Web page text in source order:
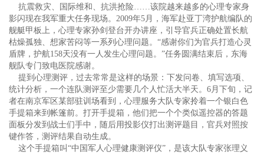
抗震救灾、国际维和、抗洪抢险……该院越来越多的心理专家身
影闪现在我军重大任务现场。2009年5月，海军赴亚丁湾护航编队的
舰艇甲板上，心理专家孙剑登台开办讲座，引导官兵正确处置长航
枯燥孤独、想家苦闷等一系列心理问题。“感谢你们为官兵打造心灵
盾牌，护航158天没有一人发生心理问题。”任务圆满结束后，东海
舰队专门致电医院感谢。
提到心理测评，过去常常是这样的场景：下发问卷、填写选项、
统计分析，一个连队测评至少需要几个人忙活大半天。6月下旬，记
者在南京军区某部驻训场看到，心理服务大队专家拎着一个银白色
手提箱来到帐篷前。打开手提箱，他们把一个个类似遥控器的答题
面板分发到战士们手中，随后用投影仪打出测评题目，官兵对照按
键作答，测评结果自动生成。
这个手提箱叫“中国军人心理健康测评仪”，是该大队专家张理义